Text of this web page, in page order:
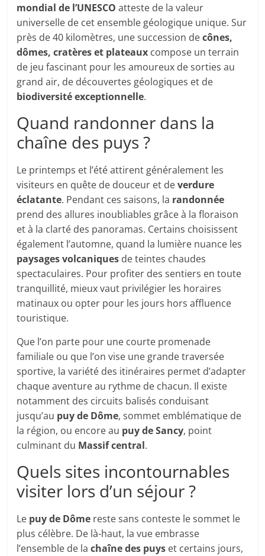
mondial de l’UNESCO atteste de la valeur
universelle de cet ensemble géologique unique. Sur
près de 40 kilomètres, une succession decônes,
dômes, cratères et plateaux compose un terrain
de jeu fascinant pour les amoureux de sorties au
grand air, de découvertes géologiques et de
biodiversité exceptionnelle.
Quand randonner dans la
chaîne des puys ?
Le printemps et l’été attirent généralement les
visiteurs en quête de douceur et deverdure
éclatante. Pendant ces saisons, la randonnée
prend des allures inoubliables grâce à la floraison
et à la clarté des panoramas. Certains choisissent
également l’automne, quand la lumière nuance les
paysages volcaniques de teintes chaudes
spectaculaires. Pour profiter des sentiers en toute
tranquillité, mieux vaut privilégier les horaires
matinaux ou opter pour les jours hors affluence
touristique.
Que l’on parte pour une courte promenade
familiale ou que l’on vise une grande traversée
sportive, la variété des itinéraires permet d’adapter
chaque aventure au rythme de chacun. Il existe
notamment des circuits balisés conduisant
jusqu’au puy de Dôme, sommet emblématique de
la région, ou encore au puy de Sancy, point
culminant du Massif central.
Quels sites incontournables
visiter lors d’un séjour ?
Le puy de Dôme reste sans conteste le sommet le
plus célèbre. De là-haut, la vue embrasse
l’ensemble de lachaîne des puys et certains jours,